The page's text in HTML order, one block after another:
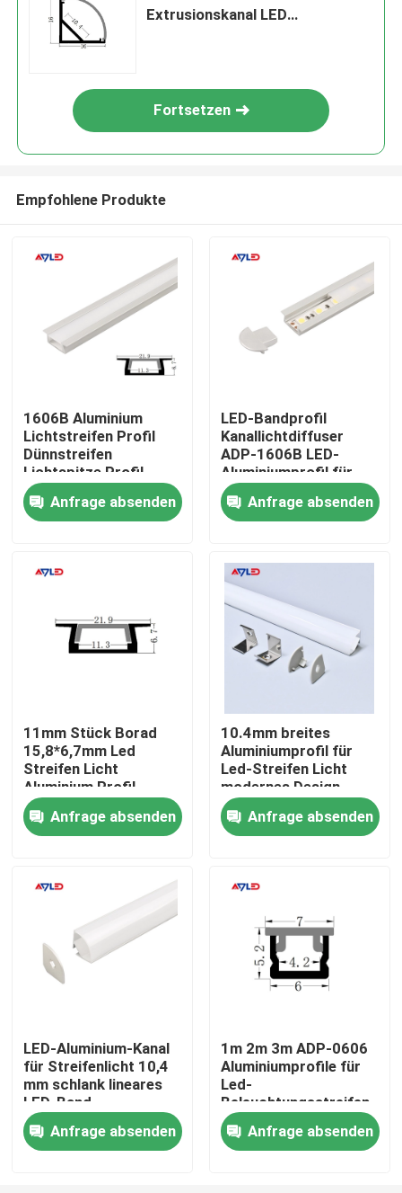
Über uns
Kontakte
Produkte
LED Streifen - Hoher CRI
LED Streifen - RGB
LED Streifen - einfarbig
Extrusionskanal LED
Fortsetzen
Empfohlene Produkte
1606B Aluminium
Lichtstreifen Profil
Dünnstreifen
Lichtspitze Profil
Treppe Dekorativ
linearAnfrage absenden
LED-Bandprofil
Kanallichtdiffuser
ADP-1606B LED-
Aluminiumprofil für
LED-Band
Anfrage absenden
11mm Stück Borad
15,8*6,7mm Led
Streifen Licht
Aluminium Profil
Einfache Installation
Led Aluminium
Anfrage absenden
10.4mm breites
Aluminiumprofil für
Led-Streifen Licht
modernes Design
Aluminiumprofil Led
Anfrage absenden
LED-Aluminium-Kanal
für Streifenlicht 10,4
mm schlank lineares
LED-Band
Aluminiumprofil
Anfrage absenden
1m 2m 3m ADP-0606
Aluminiumprofile für
Led-
Beleuchtungsstreifen
Anfrage absenden